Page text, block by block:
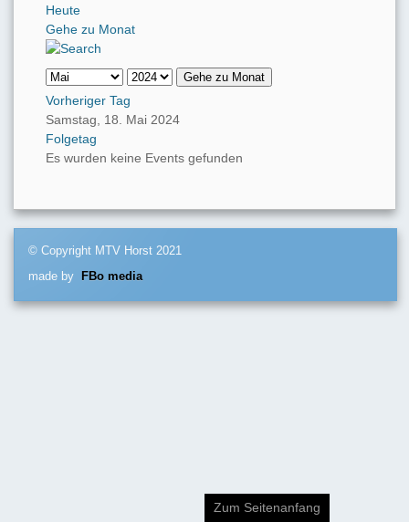
Heute
Gehe zu Monat
Gehe zu Monat
Vorheriger Tag
Samstag, 18. Mai 2024
Folgetag
Es wurden keine Events gefunden
© Copyright MTV Horst 2021
made by
FBo media
Zum Seitenanfang